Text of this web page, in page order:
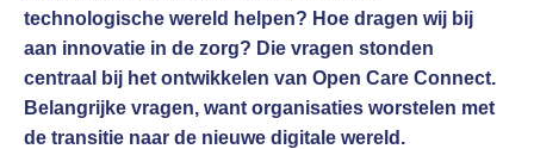
technologische wereld helpen? Hoe dragen wij bij
aan innovatie in de zorg? Die vragen stonden
centraal bij het ontwikkelen van Open Care Connect.
Belangrijke vragen, want organisaties worstelen met
de transitie naar de nieuwe digitale wereld.